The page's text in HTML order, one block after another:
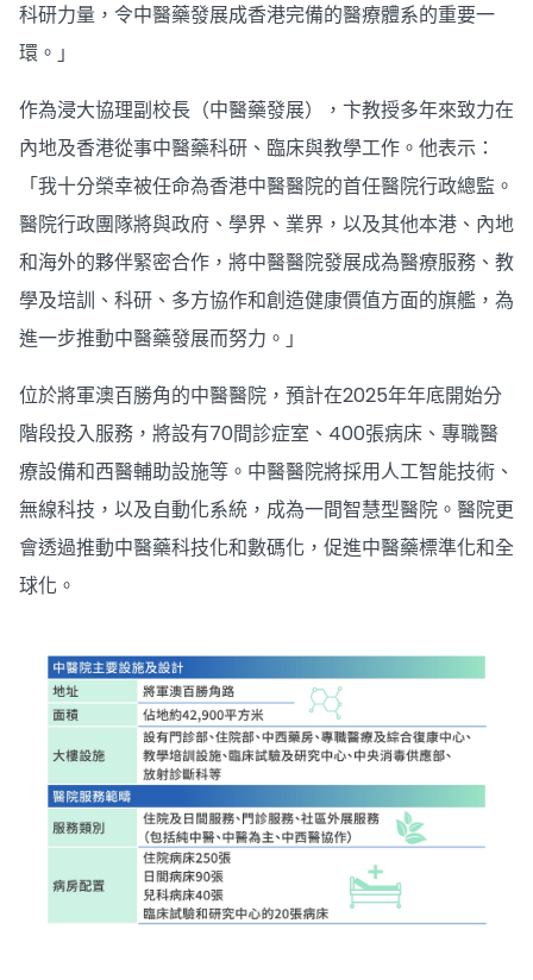
科研力量，令中醫藥發展成香港完備的醫療體系的重要一
環。」
作為浸大協理副校長（中醫藥發展），卞教授多年來致力在
內地及香港從事中醫藥科研、臨床與教學工作。他表示：
「我十分榮幸被任命為香港中醫醫院的首任醫院行政總監。
醫院行政團隊將與政府、學界、業界，以及其他本港、內地
和海外的夥伴緊密合作，將中醫醫院發展成為醫療服務、教
學及培訓、科研、多方協作和創造健康價值方面的旗艦，為
進一步推動中醫藥發展而努力。」
位於將軍澳百勝角的中醫醫院，預計在2025年年底開始分
階段投入服務，將設有70間診症室、400張病床、專職醫
療設備和西醫輔助設施等。中醫醫院將採用人工智能技術、
無線科技，以及自動化系統，成為一間智慧型醫院。醫院更
會透過推動中醫藥科技化和數碼化，促進中醫藥標準化和全
球化。